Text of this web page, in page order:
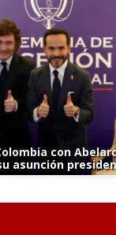
con
asunción